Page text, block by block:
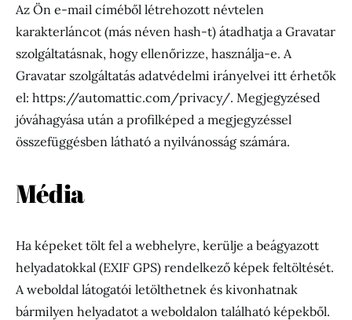
Az Ön e-mail címéből létrehozott névtelen
karakterláncot (más néven hash-t) átadhatja a Gravatar
szolgáltatásnak, hogy ellenőrizze, használja-e. A
Gravatar szolgáltatás adatvédelmi irányelvei itt érhetők
el: https://automattic.com/privacy/. Megjegyzésed
jóváhagyása után a profilképed a megjegyzéssel
összefüggésben látható a nyilvánosság számára.
Média
Ha képeket tölt fel a webhelyre, kerülje a beágyazott
helyadatokkal (EXIF GPS) rendelkező képek feltöltését.
A weboldal látogatói letölthetnek és kivonhatnak
bármilyen helyadatot a weboldalon található képekből.